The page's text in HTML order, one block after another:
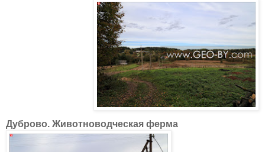
Дуброво. Животноводческая ферма